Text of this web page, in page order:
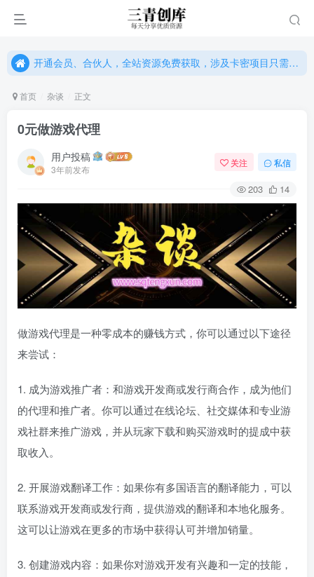
开通会员、合伙人，全站资源免费获取，涉及卡密项目只需单独购卡密（位置：网站右下悬浮按钮）
开通会员、合伙人，全站资源免费获取，涉及卡密项目只需单独购卡密（位置：网站右下悬浮按钮）
首页 杂谈 正文
0元做游戏代理
用户投稿
3年前发布
关注 私信
203 14
做游戏代理是一种零成本的赚钱方式，你可以通过以下途径
来尝试：
1. 成为游戏推广者：和游戏开发商或发行商合作，成为他们
的代理和推广者。你可以通过在线论坛、社交媒体和专业游
戏社群来推广游戏，并从玩家下载和购买游戏时的提成中获
取收入。
2. 开展游戏翻译工作：如果你有多国语言的翻译能力，可以
联系游戏开发商或发行商，提供游戏的翻译和本地化服务。
这可以让游戏在更多的市场中获得认可并增加销量。
3. 创建游戏内容：如果你对游戏开发有兴趣和一定的技能，